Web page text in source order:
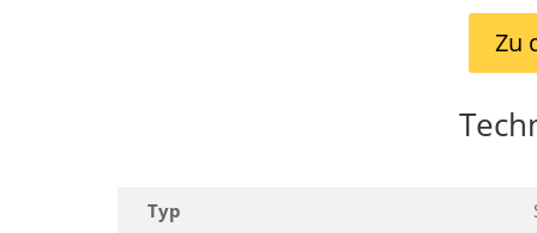
Zu
Typ